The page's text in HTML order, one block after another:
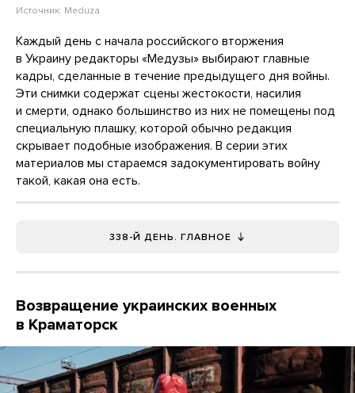
Источник: Meduza
Каждый день с начала российского вторжения
в Украину редакторы «Медузы» выбирают главные
кадры, сделанные в течение предыдущего дня войны.
Эти снимки содержат сцены жестокости, насилия
и смерти, однако большинство из них не помещены под
специальную плашку, которой обычно редакция
скрывает подобные изображения. В серии этих
материалов мы стараемся задокументировать войну
такой, какая она есть.
338-Й ДЕНЬ. ГЛАВНОЕ
Возвращение украинских военных
в Краматорск